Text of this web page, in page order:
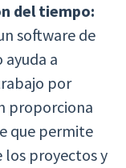
del tiempo:
software de
a
por
proporciona
que permite
los proyectos y